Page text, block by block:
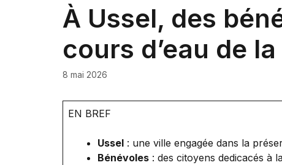
À Ussel, des
cours d’eau de
8 mai 2026
EN BREF
Ussel : une ville engagée dans la
Bénévoles : des citoyens dedicacés à